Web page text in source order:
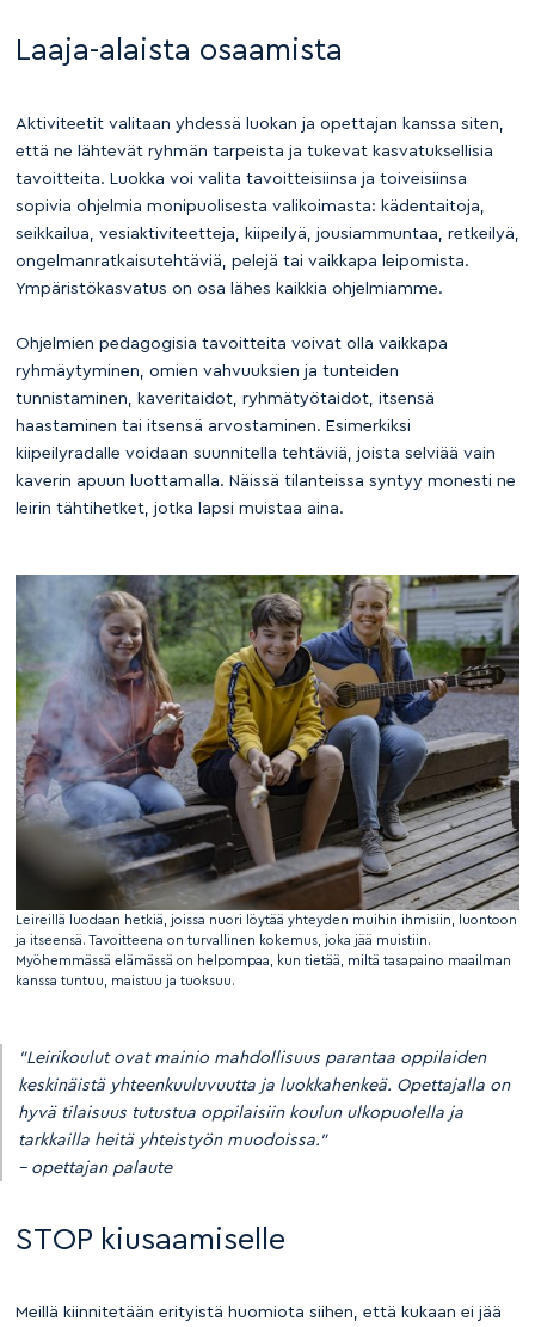
Laaja-alaista osaamista
Aktiviteetit valitaan yhdessä luokan ja opettajan kanssa siten,
että ne lähtevät ryhmän tarpeista ja tukevat kasvatuksellisia
tavoitteita. Luokka voi valita tavoitteisiinsa ja toiveisiinsa
sopivia ohjelmia monipuolisesta valikoimasta: kädentaitoja,
seikkailua, vesiaktiviteetteja, kiipeilyä, jousiammuntaa, retkeilyä,
ongelmanratkaisutehtäviä, pelejä tai vaikkapa leipomista.
Ympäristökasvatus on osa lähes kaikkia ohjelmiamme.
Ohjelmien pedagogisia tavoitteita voivat olla vaikkapa
ryhmäytyminen, omien vahvuuksien ja tunteiden
tunnistaminen, kaveritaidot, ryhmätyötaidot, itsensä
haastaminen tai itsensä arvostaminen. Esimerkiksi
kiipeilyradalle voidaan suunnitella tehtäviä, joista selviää vain
kaverin apuun luottamalla. Näissä tilanteissa syntyy monesti ne
leirin tähtihetket, jotka lapsi muistaa aina.
Leireillä luodaan hetkiä, joissa nuori löytää yhteyden muihin ihmisiin, luontoon
ja itseensä. Tavoitteena on turvallinen kokemus, joka jää muistiin.
Myöhemmässä elämässä on helpompaa, kun tietää, miltä tasapaino maailman
kanssa tuntuu, maistuu ja tuoksuu.
”Leirikoulut ovat mainio mahdollisuus parantaa oppilaiden
keskinäistä yhteenkuuluvuutta ja luokkahenkeä. Opettajalla on
hyvä tilaisuus tutustua oppilaisiin koulun ulkopuolella ja
tarkkailla heitä yhteistyön muodoissa.”
– opettajan palaute
STOP kiusaamiselle
Meillä kiinnitetään erityistä huomiota siihen, että kukaan ei jää